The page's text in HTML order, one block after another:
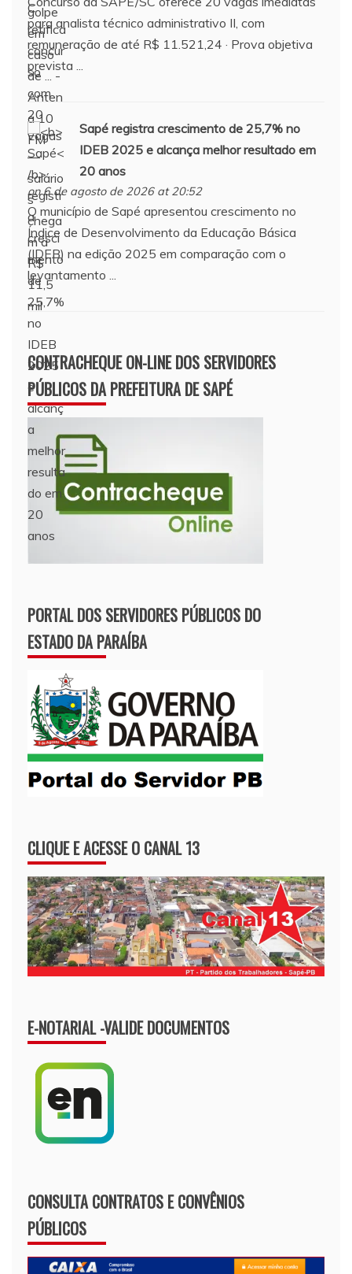
para analista técnico administrativo II, com
remuneração de até R$ 11.521,24 · Prova objetiva
prevista ...
Sapéregistra crescimento de 25,7% no
IDEB 2025 e alcança melhor resultado em
20 anos
on 6 de agosto de 2026 at 20:52
O município de Sapé apresentou crescimento no
Índice de Desenvolvimento da Educação Básica
(IDEB) na edição 2025 em comparação com o
levantamento ...
CONTRACHEQUE ON-LINE DOS SERVIDORES
PÚBLICOS DA PREFEITURA DE SAPÉ
PORTAL DOS SERVIDORES PÚBLICOS DO
ESTADO DA PARAÍBA
CLIQUE E ACESSE O CANAL 13
E-NOTARIAL -VALIDE DOCUMENTOS
CONSULTA CONTRATOS E CONVÊNIOS
PÚBLICOS